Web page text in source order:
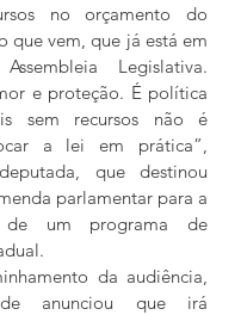
no orçamento do
que vem, que já está em
Legislativa.
e proteção. É política
sem recursos não é
a lei em prática”,
que destinou
parlamentar para a
de um programa de
da audiência,
anunciou que irá